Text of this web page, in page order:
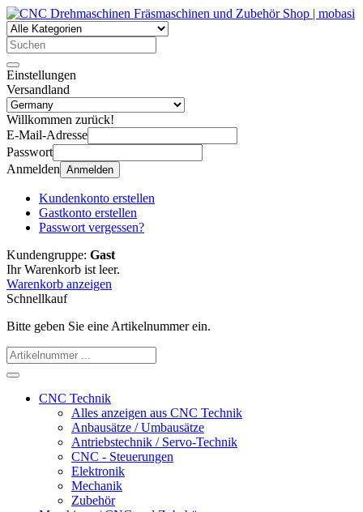
Einstellungen
Versandland
Willkommen zurück!
E-Mail-Adresse
Passwort
Anmelden Anmelden
Kundenkonto erstellen
Gastkonto erstellen
Passwort vergessen?
Kundengruppe: Gast
Ihr Warenkorb ist leer.
Warenkorb anzeigen
Schnellkauf
Bitte geben Sie eine Artikelnummer ein.
CNC Technik
Alles anzeigen aus CNC Technik
Anbausätze / Umbausätze
Antriebstechnik / Servo-Technik
CNC - Steuerungen
Elektronik
Mechanik
Zubehör